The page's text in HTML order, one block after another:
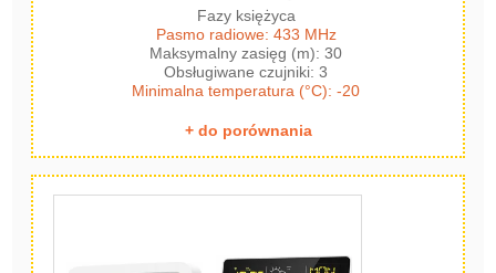
Fazy księżyca
Pasmo radiowe: 433 MHz
Maksymalny zasięg (m): 30
Obsługiwane czujniki: 3
Minimalna temperatura (°C): -20
+ do porównania